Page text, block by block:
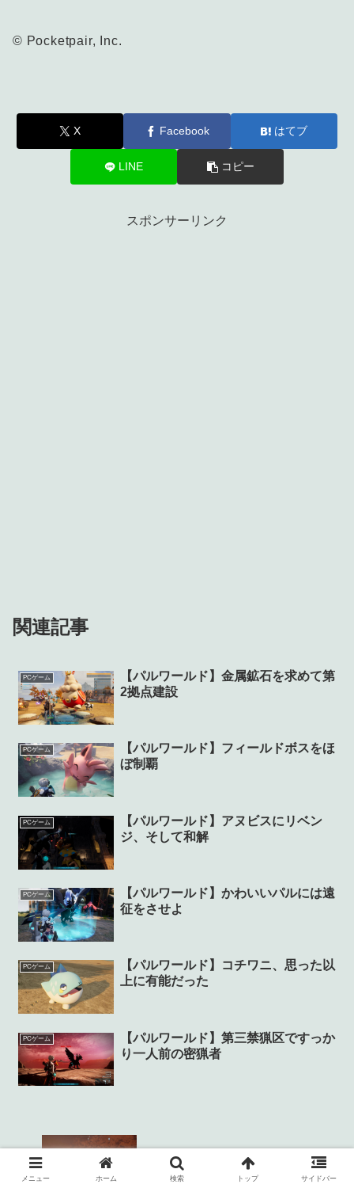
© Pocketpair, Inc.
X Facebook はてブ
LINE コピー
スポンサーリンク
関連記事
PCゲーム
【パルワールド】金属鉱石を求めて第
2拠点建設
PCゲーム
【パルワールド】フィールドボスをほ
ぼ制覇
PCゲーム
【パルワールド】アヌビスにリベン
ジ、そして和解
PCゲーム
【パルワールド】かわいいパルには遠
征をさせよ
PCゲーム
【パルワールド】コチワニ、思った以
上に有能だった
PCゲーム
【パルワールド】第三禁猟区ですっか
り一人前の密猟者
【パルワールド】運ゲー極まる落下物イ
ベント
メニュー ホーム 検索 トップ サイドバー